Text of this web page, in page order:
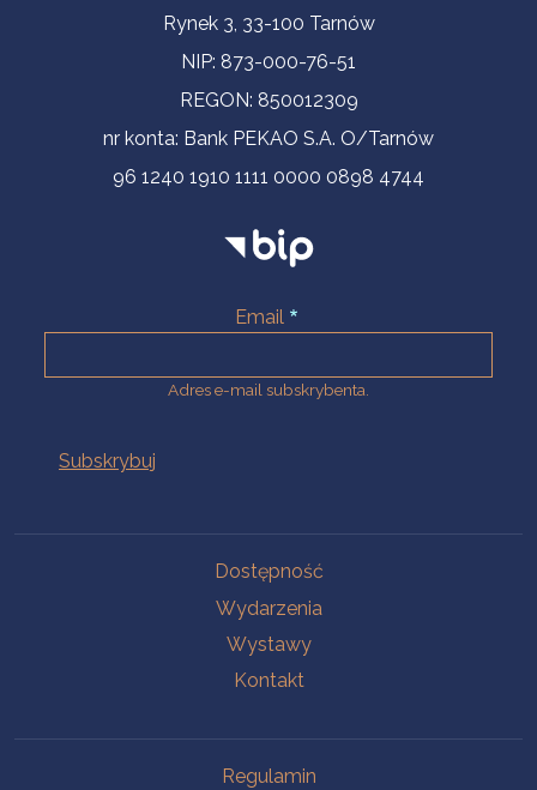
Informacje kontaktoweRynek 3, 33-100 Tarnów
NIP: 873-000-76-51
REGON: 850012309
nr konta: Bank PEKAO S.A. O/Tarnów
96 1240 1910 1111 0000 0898 4744
Email
Adres e-mail subskrybenta.
Dostępność
Wydarzenia
Wystawy
Kontakt
Regulamin